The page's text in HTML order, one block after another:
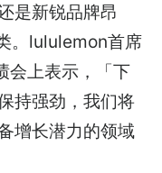
是新锐品牌昂
。lululemon首席
会上表示，「下
持强劲，我们将
增长潜力的领域